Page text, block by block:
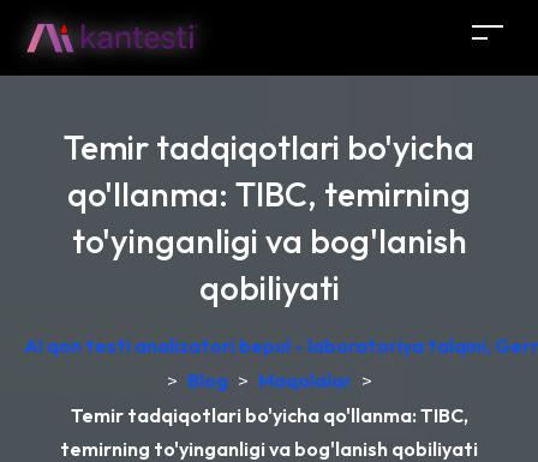
Temir tadqiqotlari bo'yicha
qo'llanma: TIBC, temirning
to'yinganligi va bog'lanish
qobiliyati
AI qon testi analizatori bepul - laboratoriya talqini,
> Blog > Maqolalar >
Temir tadqiqotlari bo'yicha qo'llanma: TIBC,
temirning to'yinganligi va bog'lanish qobiliyati